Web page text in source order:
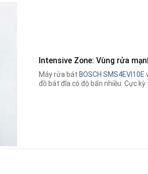
Intensive Zone: Vùng rửa
Máy rửa bát BOSCH SMS4EVI10E
đồ bát đĩa có độ bẩn nhiều. Cực